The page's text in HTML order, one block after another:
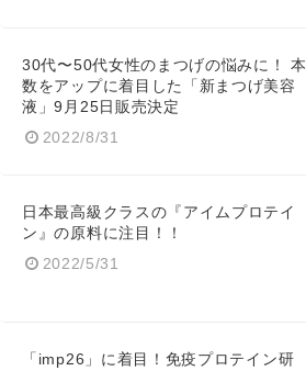
30代〜50代女性のまつげの悩みに！ 本
数をアップに着目した「新まつげ美容
液」9月25日販売決定
2022/8/31
日本最高級クラスの『アイムプロテイ
ン』の原料に注目！！
2022/5/31
「imp26」に着目！免疫プロテイン研